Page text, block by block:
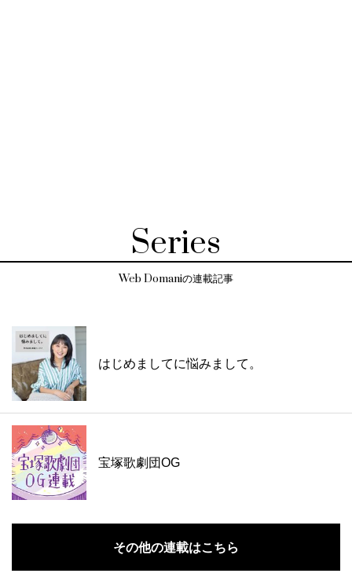
Series
Web Domaniの連載記事
はじめましてに悩みまして。
宝塚歌劇団OG
その他の連載はこちら